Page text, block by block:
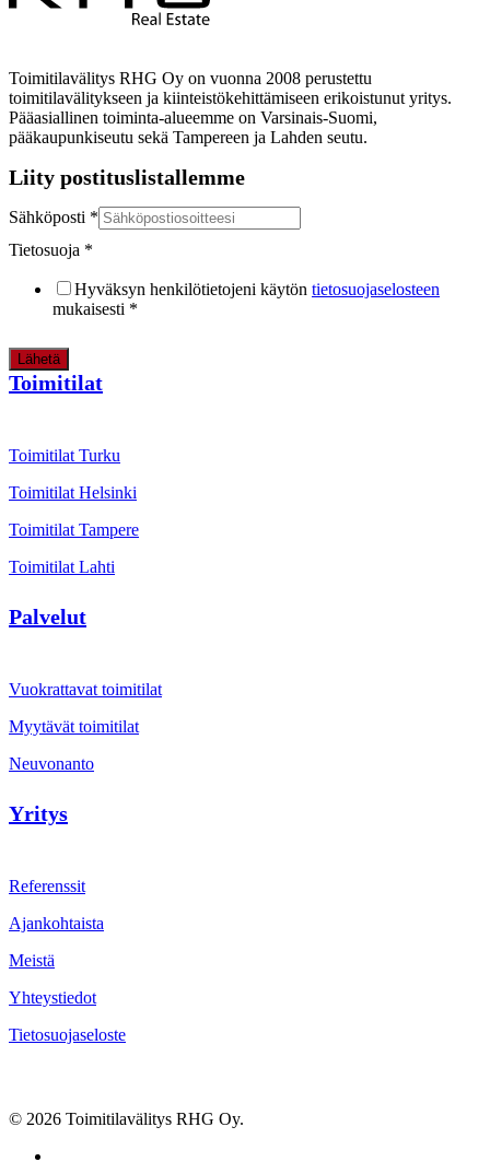
Toimitilavälitys RHG Oy on vuonna 2008 perustettu
toimitilavälitykseen ja kiinteistökehittämiseen erikoistunut yritys.
Pääasiallinen toiminta-alueemme on Varsinais-Suomi,
pääkaupunkiseutu sekä Tampereen ja Lahden seutu.
Liity postituslistallemme
Sähköposti *
Tietosuoja *
Hyväksyn henkilötietojeni käytön tietosuojaselosteen
mukaisesti *
Lähetä
Toimitilat
Toimitilat Turku
Toimitilat Helsinki
Toimitilat Tampere
Toimitilat Lahti
Palvelut
Vuokrattavat toimitilat
Myytävät toimitilat
Neuvonanto
Yritys
Referenssit
Ajankohtaista
Meistä
Yhteystiedot
Tietosuojaseloste
© 2026 Toimitilavälitys RHG Oy.